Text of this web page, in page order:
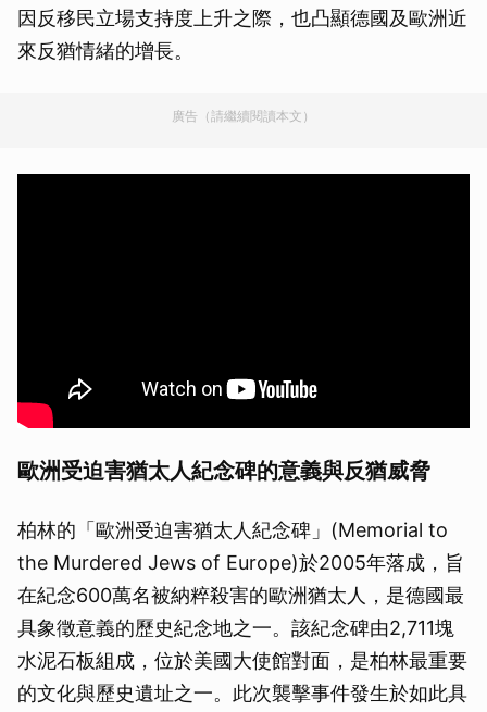
因反移民立場支持度上升之際，也凸顯德國及歐洲近
來反猶情緒的增長。
廣告（請繼續閱讀本文）
歐洲受迫害猶太人紀念碑的意義與反猶威脅
柏林的「歐洲受迫害猶太人紀念碑」(Memorial to
the Murdered Jews of Europe)於2005年落成，旨
在紀念600萬名被納粹殺害的歐洲猶太人，是德國最
具象徵意義的歷史紀念地之一。該紀念碑由2,711塊
水泥石板組成，位於美國大使館對面，是柏林最重要
的文化與歷史遺址之一。此次襲擊事件發生於如此具